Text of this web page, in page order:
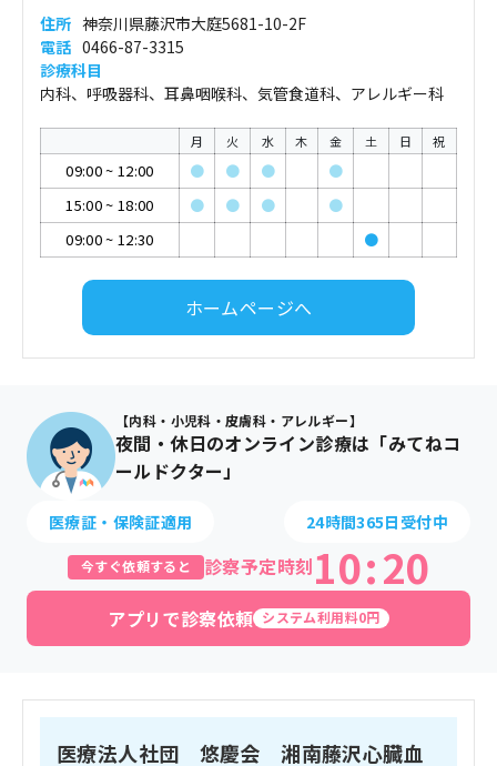
住所 神奈川県藤沢市大庭5681-10-2F
電話 0466-87-3315
診療科目
内科、呼吸器科、耳鼻咽喉科、気管食道科、アレルギー科
月 火 水 木 金 土 日 祝
09:00~ 12:00 ● ● ●
●
15:00~ 18:00 ● ● ●
●
09:00~ 12:30 ●
ホームページへ
【内科・小児科・皮膚科・アレルギー】
夜間・休日のオンライン診療は「みてねコ
ールドクター」
医療証・保険証適用 24時間365日受付中
今すぐ依頼すると 診察予定時刻10:20
アプリで診察依頼 システム利用料0円
医療法人社団 悠慶会 湘南藤沢心臓血